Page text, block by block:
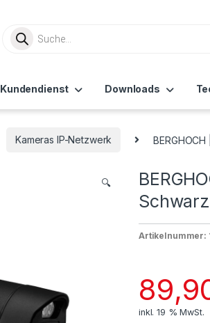
Kundendienst Downloads
Kameras IP-Netzwerk
🔍
Schwarz
Artikelnummer:
inkl. 19 % MwSt.